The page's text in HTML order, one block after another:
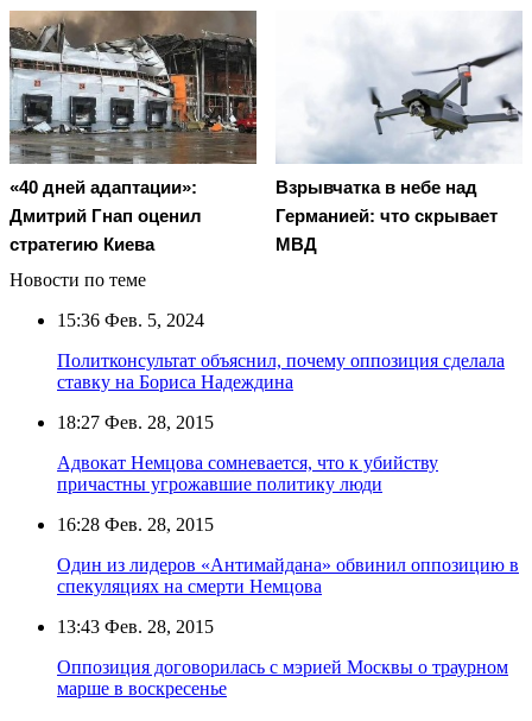
«40 дней адаптации»:
Дмитрий Гнап оценил
стратегию Киева
Взрывчатка в небе над
Германией: что скрывает
МВД
Новости по теме
15:36 Фев. 5, 2024
Политконсультат объяснил, почему оппозиция сделала
ставку на Бориса Надеждина
18:27 Фев. 28, 2015
Адвокат Немцова сомневается, что к убийству
причастны угрожавшие политику люди
16:28 Фев. 28, 2015
Один из лидеров «Антимайдана» обвинил оппозицию в
спекуляциях на смерти Немцова
13:43 Фев. 28, 2015
Оппозиция договорилась с мэрией Москвы о траурном
марше в воскресенье